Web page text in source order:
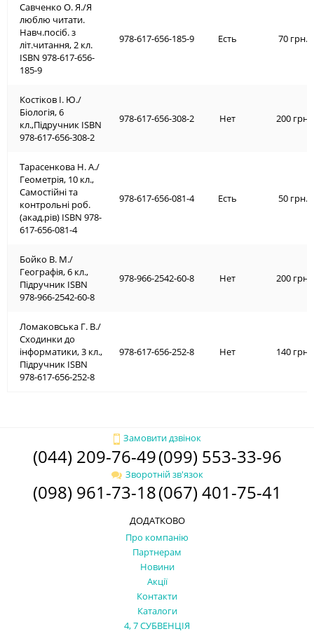
Савченко О. Я./Я
люблю читати.
Навч.посіб. з
літ.читання, 2 кл.
ISBN 978-617-656-
185-9
Костіков І. Ю./
Біологія, 6
кл.,Підручник ISBN
978-617-656-308-2
Тарасенкова Н. А./
Геометрія, 10 кл.,
Самостійні та
контрольні роб.
(акад.рів) ISBN 978-
617-656-081-4
Бойко В. М./
Географія, 6 кл.,
Підручник ISBN
978-966-2542-60-8
Ломаковська Г. В./
Сходинки до
інформатики, 3 кл.,
Підручник ISBN
978-617-656-252-8
978-617-656-185-9 Есть 70 грн.
978-617-656-308-2 Нет 200 грн.
978-617-656-081-4 Есть 50 грн.
978-966-2542-60-8 Нет 200 грн.
978-617-656-252-8 Нет 140 грн.
Замовити дзвінок
(044) 209-76-49(099) 553-33-96
Зворотній зв'язок
(098) 961-73-18(067) 401-75-41
ДОДАТКОВО
Про компанію
Партнерам
Новини
Акції
Контакти
Каталоги
4, 7 СУБВЕНЦІЯ